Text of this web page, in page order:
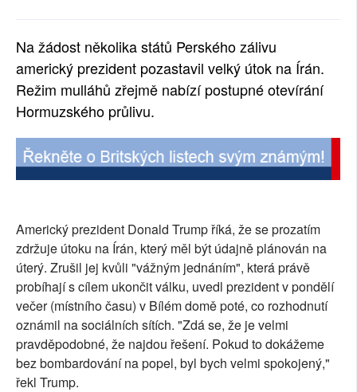
Na žádost několika států Perského zálivu
americký prezident pozastavil velký útok na Írán.
Režim mulláhů zřejmě nabízí postupné otevírání
Hormuzského průlivu.
Americký prezident Donald Trump říká, že se prozatím
zdržuje útoku na Írán, který měl být údajně plánován na
úterý. Zrušil jej kvůli "vážným jednáním", která právě
probíhají s cílem ukončit válku, uvedl prezident v pondělí
večer (místního času) v Bílém domě poté, co rozhodnutí
oznámil na sociálních sítích. "Zdá se, že je velmi
pravděpodobné, že najdou řešení. Pokud to dokážeme
bez bombardování na popel, byl bych velmi spokojený,"
řekl Trump.